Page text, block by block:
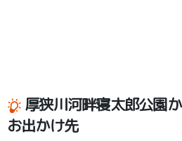
厚狭川河畔寝太郎公園
お出かけ先